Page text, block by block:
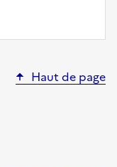
Haut de page